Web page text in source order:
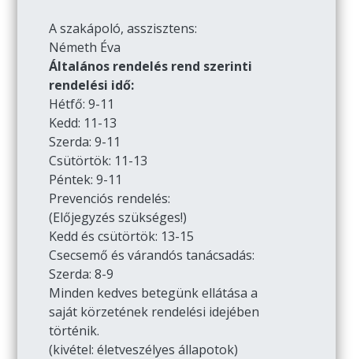
A szakápoló, asszisztens:
Németh Éva
Általános rendelés rend szerinti
rendelési idő:
Hétfő: 9-11
Kedd: 11-13
Szerda: 9-11
Csütörtök: 11-13
Péntek: 9-11
Prevenciós rendelés:
(Előjegyzés szükséges!)
Kedd és csütörtök: 13-15
Csecsemő és várandós tanácsadás:
Szerda: 8-9
Minden kedves betegünk ellátása a
saját körzetének rendelési idejében
történik.
(kivétel: életveszélyes állapotok)